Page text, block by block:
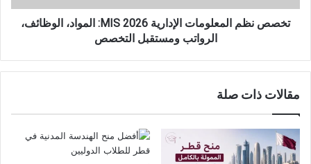
الرواتب
ومستقبل
تخصص نظم المعلومات الإدارية MIS 2026: المواد، الوظائف،
الرواتب ومستقبل التخصص
مقالات ذات صلة